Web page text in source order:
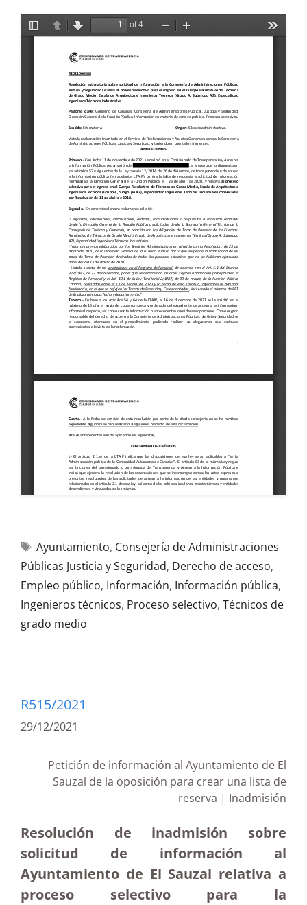
Ayuntamiento, Consejería de Administraciones
Públicas Justicia y Seguridad, Derecho de acceso,
Empleo público, Información, Información pública,
Ingenieros técnicos, Proceso selectivo, Técnicos de
grado medio
R515/2021
29/12/2021
Petición de información al Ayuntamiento de El
Sauzal de la oposición para crear una lista de
reserva | Inadmisión
Resolución de inadmisión sobre
solicitud de información al
Ayuntamiento de El Sauzal relativa a
proceso selectivo para la